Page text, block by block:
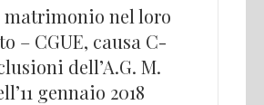
matrimonio nel loro
– CGUE, causa C-
dell’A.G. M.
gennaio 2018